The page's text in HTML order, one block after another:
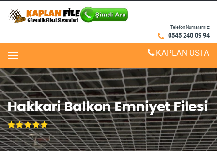
Telefon Numaramız:
0545 240 09 94
Menu KAPLAN USTA
Hakkari Balkon Emniyet Filesi